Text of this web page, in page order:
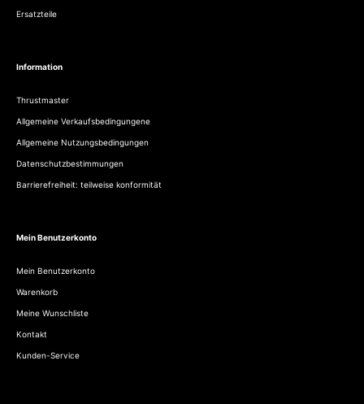
Ersatzteile
Information
Thrustmaster
Allgemeine Verkaufsbedingungene
Allgemeine Nutzungsbedingungen
Datenschutzbestimmungen
Barrierefreiheit: teilweise konformität
Mein Benutzerkonto
Mein Benutzerkonto
Warenkorb
Meine Wunschliste
Kontakt
Kunden-Service